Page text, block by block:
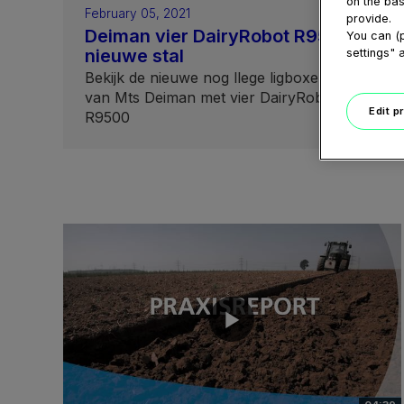
February 05, 2021
Deiman vier DairyRobot R9500
nieuwe stal
Bekijk de nieuwe nog llege ligboxenstal
van Mts Deiman met vier DairyRobot
R9500
provide.
You can
settings"
Edit